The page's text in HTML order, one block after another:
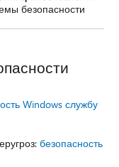
безопасности
Windows службу
безопасность